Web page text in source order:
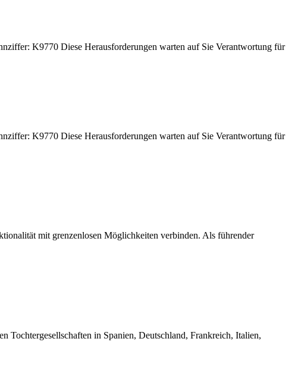
K9770 Diese Herausforderungen warten auf Sie Verantwortung für
K9770 Diese Herausforderungen warten auf Sie Verantwortung für
mit grenzenlosen Möglichkeiten verbinden. Als führender
Tochtergesellschaften in Spanien, Deutschland, Frankreich, Italien,